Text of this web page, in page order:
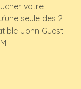
votre
seule des 2
John Guest